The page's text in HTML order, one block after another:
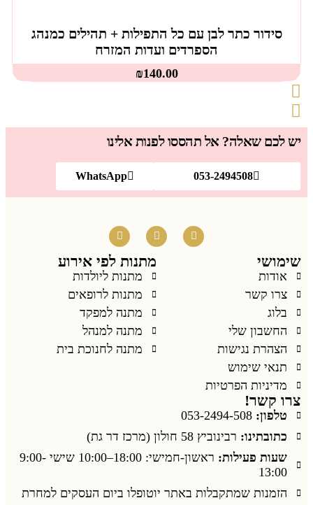
סידור כתר לבן עם כל התפילות + תהילים כמנהג
הספרדים ועדות המזרח
₪140.00
יש לכם שאלה? אל תהססו לפנות אלינו
053-2494508
WhatsApp
שימושי
אודות
צרו קשר
בלוג
החשבון שלי
הצהרת נגישות
תנאי שימוש
מדיניות הפרטיות
מתנות לפי אירוע
מתנות ליולדות
מתנות לרופאים
מתנה למפקד
מתנה למנהל
מתנה לחנוכת בית
צרו קשר!
טלפון:
כתובתינו: רבינוביץ 58 חולון (מרכז דר גת)
שעות פעילות:
ראשון-חמישי: 18:00–10:00 שישי 9:00-
13:00
הזמנות שמתקבלות באתר יוטופלו ביום העסקים למחרת